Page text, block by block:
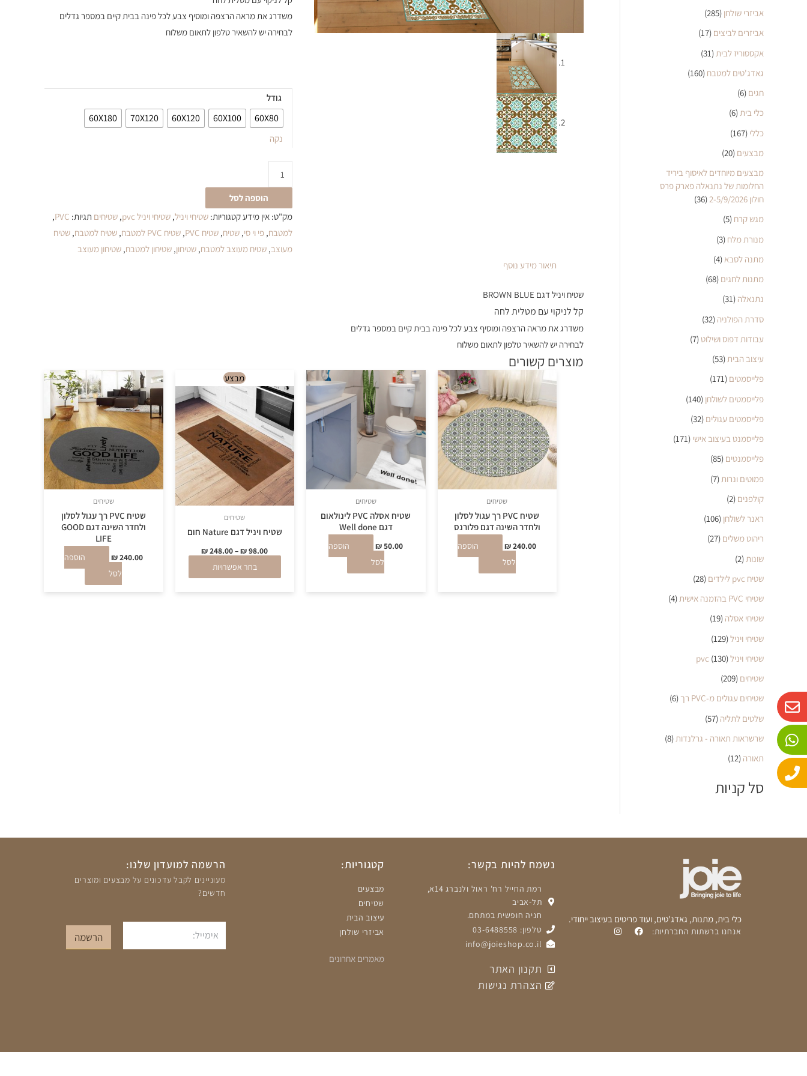
אביזרי שולחן (285)
אביזרים לביצים (17)
אקססוריז לבית (31)
גאדג'טים למטבח (160)
חגים (6)
כלי בית(6)
כללי (167)
מבצעים (20)
מבצעים מיוחדים לאיסוף ביריד
החלומות של נתנאלה פארק פרס
חולון 2-5/9/2026
(36)
מגש קרח (5)
מנורת מלח (3)
מתנה לסבא (4)
מתנות לחגים (68)
נתנאלה (31)
סדרת הפולניה (32)
עבודות דפוס ושילוט (7)
עיצוב הבית(53)
פלייסמטים (171)
פלייסמטים לשולחן (140)
פלייסמטים עגולים (32)
פלייסמנט בעיצוב אישי (171)
פלייסמנטים (85)
פמוטים ונרות (7)
קולפנים (2)
ראנר לשולחן (106)
ריהוט משלים (27)
שונות (2)
שטיח pvc לילדים
(28)
שטיחי PVC בהזמנה אישית
(4)
שטיחי אסלה (19)
שטיחי ויניל(129)
שטיחי ויניל pvc(130)
שטיחים (209)
שטיחים עגולים מ-PVC רך
(6)
שלטים לתליה (57)
שרשראות תאורה - גרלנדות (8)
תאורה (12)
סל קניות
משדרג את מראה הרצפה ומוסיף צבע לכל פינה בבית קיים במספר גדלים
לבחירה יש להשאיר טלפון לתאום משלוח
גודל
60X80
60X100
60X120
70X120
60X180
נקה
הוספה לסל
מק"ט:אין מידע קטגוריות:שטיחי ויניל,שטיחי ויניל pvc ,שטיחים תגיות: PVC
,
למטבח,פי וי סי,שטיח,שטיח PVC ,שטיח PVC למטבח ,שטיח למטבח,שטיח
מעוצב,שטיח מעוצב למטבח,שטיחון,שטיחון למטבח,שטיחון מעוצב
תיאורמידע נוסף
שטיח ויניל דגם BROWN BLUE
קל לניקוי עם מטלית לחה
משדרג את מראה הרצפה ומוסיף צבע לכל פינה בבית קיים במספר גדלים
לבחירה יש להשאיר טלפון לתאום משלוח
מוצרים קשורים
שטיחים
שטיח PVC רך עגול לסלון
ולחדר השינה דגם פלורנס
₪240.00
הוספה
לסל
שטיחים
שטיח אסלה PVC לינולאום
דגם Well done
₪50.00
הוספה
לסל
מבצע
שטיחים
שטיח ויניל דגם Nature חום
₪98.00
–
₪248.00
בחר אפשרויות
זה
יש
מספר
סוגים.
ניתן
לבחור
את
האפשרויות
שטיחים
שטיח PVC רך עגול לסלון
ולחדר השינה דגם GOOD
LIFE
₪240.00
הוספה
לסל
כלי בית, מתנות, גאדג'טים, ועוד פריטים בעיצוב ייחודי.
אנחנו ברשתות החברתיות:
נשמח להיות בקשר:
רמת החייל רח' ראול ולנברג 14א,
תל-אביב
חניה חופשית במתחם.
טלפון: 03-6488558
info@joieshop.co.il
תקנון האתר
הצהרת נגישות
קטגוריות:
מבצעים
שטיחים
עיצוב הבית
אביזרי שולחן
מאמרים אחרונים
הרשמה למועדון שלנו:
מעוניינים לקבל עדכונים על מבצעים ומוצרים
חדשים?
אימייל
הרשמה
E
n
v
e
l
o
p
W
h
a
t
s
a
p
P
h
o
n
e